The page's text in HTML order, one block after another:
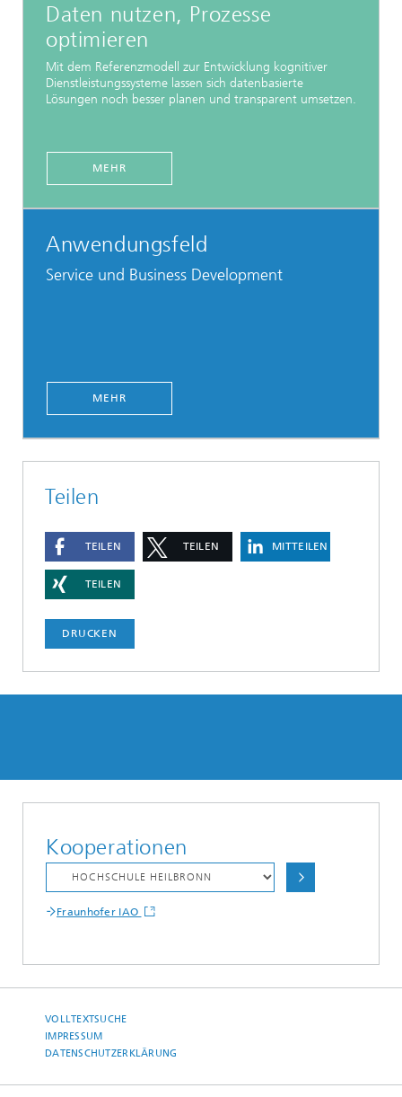
Daten nutzen, Prozesse
optimieren
Mit dem Referenzmodell zur Entwicklung kognitiver
Dienstleistungssysteme lassen sich datenbasierte
Lösungen noch besser planen und transparent umsetzen.
MEHR
Anwendungsfeld
Service und Business Development
MEHR
Teilen
TEILEN TEILEN MITTEILEN
TEILEN
DRUCKEN
Kooperationen
Fraunhofer IAO
VOLLTEXTSUCHE
IMPRESSUM
DATENSCHUTZERKLÄRUNG